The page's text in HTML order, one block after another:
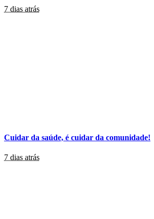
7 dias atrás
Cuidar da saúde, é cuidar da comunidade!
7 dias atrás